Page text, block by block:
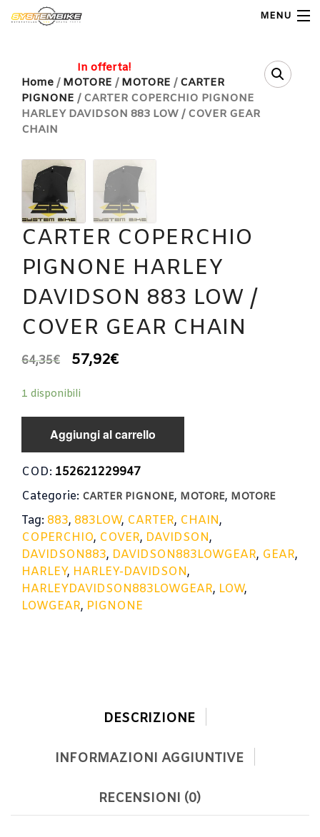
MENU
Home
Shop Moto
Shop Ricambi
Note Generali
Carrello
Contatti
Home / MOTORE / MOTORE / CARTER
PIGNONE / CARTER COPERCHIO PIGNONE
HARLEY DAVIDSON 883 LOW / COVER GEAR
CHAIN
In offerta!
CARTER COPERCHIO
PIGNONE HARLEY
DAVIDSON 883 LOW /
COVER GEAR CHAIN
64,35€ 57,92€
1 disponibili
Aggiungi al carrello
COD: 152621229947
Categorie: CARTER PIGNONE, MOTORE, MOTORE
Tag: 883, 883LOW, CARTER, CHAIN,
COPERCHIO, COVER, DAVIDSON,
DAVIDSON883, DAVIDSON883LOWGEAR, GEAR,
HARLEY, HARLEY-DAVIDSON,
HARLEYDAVIDSON883LOWGEAR, LOW,
LOWGEAR, PIGNONE
DESCRIZIONE
INFORMAZIONI AGGIUNTIVE
RECENSIONI (0)